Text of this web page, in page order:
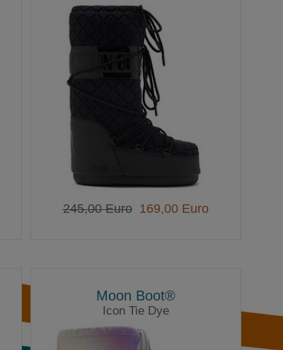
245,00 Euro169,00 Euro
Moon Boot®
Icon Tie Dye
Moonboots